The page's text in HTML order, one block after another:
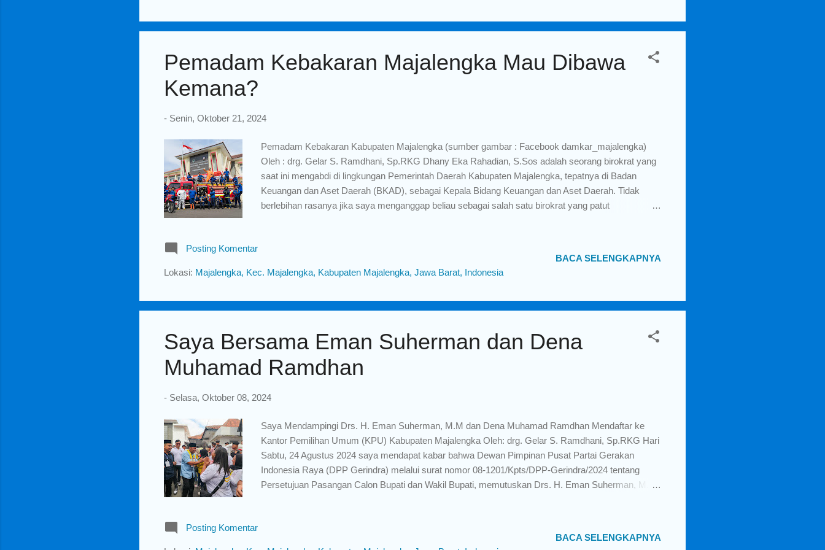
MISI KE-1 : MEMBANGUN KEHIDUPAN BERAGAMA DAN SOSIAL LANGKUNG SAE...
Pemadam Kebakaran Majalengka Mau Dibawa
Kemana?
- Senin, Oktober 21, 2024
Pemadam Kebakaran Kabupaten Majalengka (sumber gambar : Facebook damkar_majalengka)
Oleh : drg. Gelar S. Ramdhani, Sp.RKG Dhany Eka Rahadian, S.Sos adalah seorang birokrat yang
saat ini mengabdi di lingkungan Pemerintah Daerah Kabupaten Majalengka, tepatnya di Badan
Keuangan dan Aset Daerah (BKAD), sebagai Kepala Bidang Keuangan dan Aset Daerah. Tidak
berlebihan rasanya jika saya menganggap beliau sebagai salah satu birokrat yang patut
beliau? karena sebelumnya beliau pernah menjabat sebagai Kepala Bidang Pemadam Kebakaran
pada Satuan Polisi Pamong Praja dan Pemadam Kebakaran Kabupaten Majalengka, dan saya
namun pasti sedan...
Posting Komentar
Lokasi: Majalengka, Kec. Majalengka, Kabupaten Majalengka, Jawa Barat, Indonesia
BACA SELENGKAPNYA
Saya Bersama Eman Suherman dan Dena
Muhamad Ramdhan
- Selasa, Oktober 08, 2024
Saya Mendampingi Drs. H. Eman Suherman, M.M dan Dena Muhamad Ramdhan Mendaftar ke
Kantor Pemilihan Umum (KPU) Kabupaten Majalengka Oleh: drg. Gelar S. Ramdhani, Sp.RKG Hari
Sabtu, 24 Agustus 2024 saya mendapat kabar bahwa Dewan Pimpinan Pusat Partai Gerakan
Indonesia Raya (DPP Gerindra) melalui surat nomor 08-1201/Kpts/DPP-Gerindra/2024 tentang
Persetujuan Pasangan Calon Bupati dan Wakil Bupati, memutuskan Drs. H. Eman Suherman, M.M,
hubungan darah, tapi hubungan silaturahmi antara orang tua saya dengan orang tua H. Eman
Posting Komentar
BACA SELENGKAPNYA